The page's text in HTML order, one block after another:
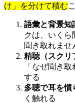
け」を分けて積む
語彙と背景知
クは、いくら
聞き取れませ
精聴（スクリ
「なぜ聞き
する
多聴で耳を慣
く触れる